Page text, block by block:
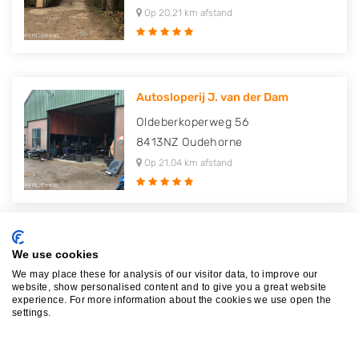
Op 20,21 km afstand
Autosloperij J. van der Dam
Oldeberkoperweg 56
8413NZ Oudehorne
Op 21,04 km afstand
Industrieweg 3
8471AD Wolvega
We use cookies
We may place these for analysis of our visitor data, to improve our
website, show personalised content and to give you a great website
experience. For more information about the cookies we use open the
settings.